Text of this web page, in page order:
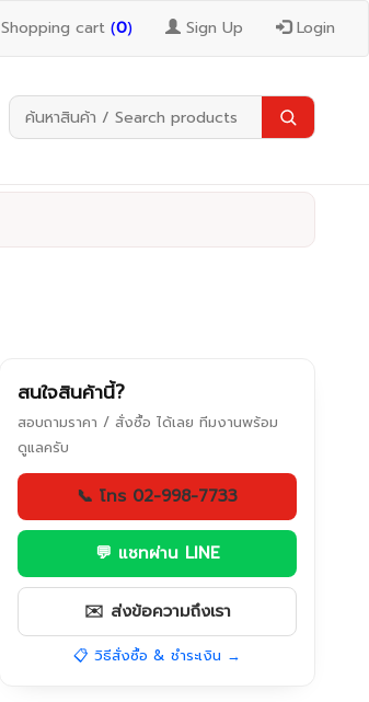
Shopping cart (0) Sign Up Login
สนใจสินค้านี้?
สอบถามราคา / สั่งซื้อ ได้เลย ทีมงานพร้อม
ดูแลครับ
📞 โทร 02-998-7733
💬 แชทผ่าน LINE
✉️ ส่งข้อความถึงเรา
📋 วิธีสั่งซื้อ & ชำระเงิน →